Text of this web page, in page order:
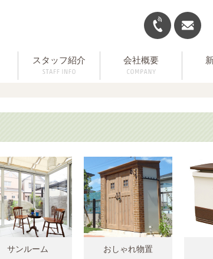
スタッフ紹介 会社概要
サンルーム おしゃれ物置